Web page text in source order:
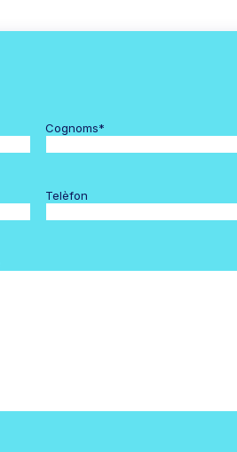
Cognoms*
Telèfon